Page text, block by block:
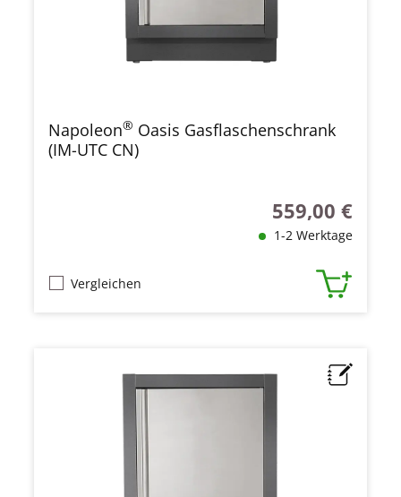
Napoleon® Oasis Gasflaschenschrank
(IM-UTC CN)
Regulärer Preis:
559,00 €
1-2 Werktage
Vergleichen